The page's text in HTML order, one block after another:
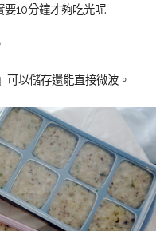
10分鐘才夠吃光呢!
以儲存還能直接微波。